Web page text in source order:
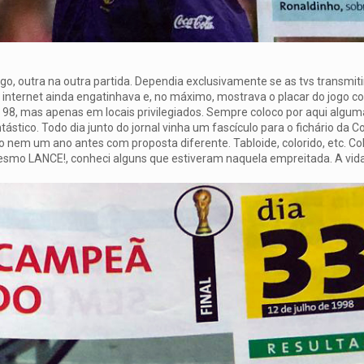
outra na outra partida. Dependia exclusivamente se as tvs
ainda engatinhava e, no máximo, mostrava o placar do jogo
mas apenas em locais privilegiados. Sempre coloco por aqui
Todo dia junto do jornal vinha um fascículo para o fichário da
um ano antes com proposta diferente. Tabloide, colorido, etc.
LANCE!, conheci alguns que estiveram naquela empreitada. A